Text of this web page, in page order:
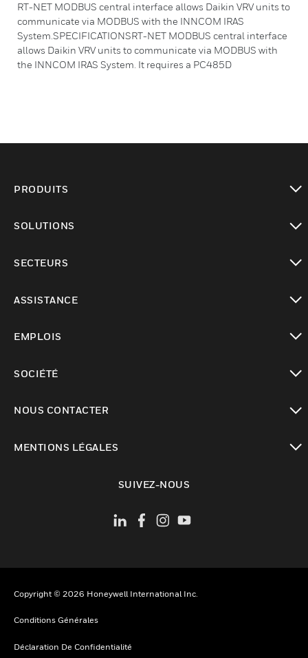
RT-NET MODBUS central interface allows Daikin VRV units to
communicate via MODBUS with the INNCOM IRAS
System.SPECIFICATIONSRT-NET MODBUS central interface
allows Daikin VRV units to communicate via MODBUS with
the INNCOM IRAS System. It requires a PC485D
PRODUITS
SOLUTIONS
SECTEURS
ASSISTANCE
EMPLOIS
SOCIÉTÉ
NOUS CONTACTER
MENTIONS LÉGALES
SUIVEZ-NOUS
Copyright © 2026 Honeywell International Inc.
Conditions Générales
Déclaration De Confidentialité